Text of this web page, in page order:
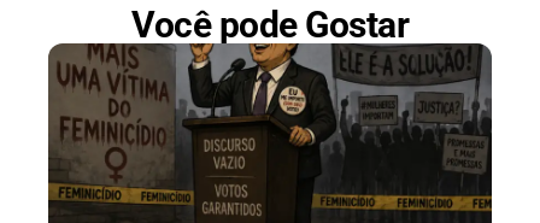
Você pode Gostar